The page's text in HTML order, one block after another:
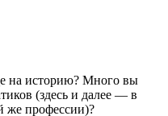
на историю? Много вы
(здесь и далее — в
же профессии)?